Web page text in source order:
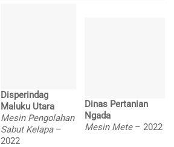
Disperindag
Maluku Utara
Mesin Pengolahan
Sabut Kelapa –
2022
Dinas Pertanian
Ngada
Mesin Mete – 2022